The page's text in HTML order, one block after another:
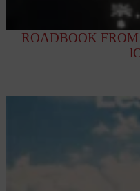
ROADBOOK